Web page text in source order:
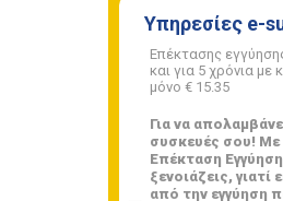
Υπηρεσίες e-
Επέκτασης
και για 5 χρόνια με
μόνο € 15.35
Για να
συσκευές σου! Με
Επέκταση
ξενοιάζεις, γιατί
από την εγγύηση